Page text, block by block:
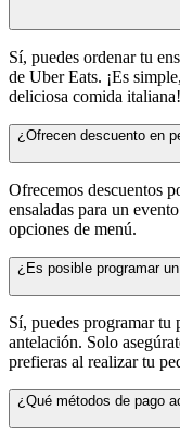
Sí, puedes ordenar tu
de Uber Eats. ¡Es
deliciosa comida italiana!
¿Ofrecen descuento en
Ofrecemos descuentos
ensaladas para un
opciones de menú.
¿Es posible programar
Sí, puedes programar tu
antelación. Solo
prefieras al realizar tu
¿Qué métodos de pago